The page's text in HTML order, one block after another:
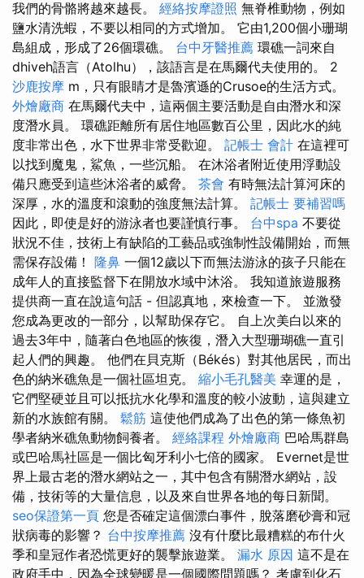
我們的骨骼將越來越長。 經絡按摩證照 無脊椎動物，例如
鹽水清洗蝦，不要以相同的方式增加。 它由1,200個小珊瑚
島組成，形成了26個環礁。 台中牙醫推薦 環礁一詞來自
dhiveh語言（Atolhu），該語言是在馬爾代夫使用的。 2
沙鹿按摩 m，只有眼睛才是魯濱遜的Crusoe的生活方式。
外燴廠商 在馬爾代夫中，這兩個主要活動是自由潛水和深
度潛水員。 環礁距離所有居住地區數百公里，因此水的純
度非常出色，水下世界非常受歡迎。 記帳士 會計 在這裡可
以找到魔鬼，鯊魚，一些沉船。 在沐浴者附近使用浮動設
備只應受到這些沐浴者的威脅。 茶會 有時無法計算河床的
深厚，水的溫度和滾動的強度無法計算。 記帳士 要補習嗎
因此，即使是好的游泳者也要謹慎行事。 台中spa 不要從
狀況不佳，技術上有缺陷的工藝品或強制性設備開始，而無
需保存設備！ 隆鼻 一個12歲以下而無法游泳的孩子只能在
成年人的直接監督下在開放水域中沐浴。 我知道旅遊服務
提供商一直在說這句話 - 但認真地，來檢查一下。 並激發
您成為更改的一部分，以幫助保存它。 自上次美白以來的
過去3年中，隨著白色地區的恢復，潛入大型珊瑚礁一直引
起人們的興趣。 他們在貝克斯（Békés）對其他居民，而出
色的納米礁魚是一個社區坦克。 縮小毛孔醫美 幸運的是，
它們堅硬並且可以抵抗水化學和溫度的較小波動，這與建立
新的水族館有關。 鬆筋 這使他們成為了出色的第一條魚初
學者納米礁魚動物飼養者。 經絡課程 外燴廠商 巴哈馬群島
或巴哈馬社區是一個比匈牙利小七倍的國家。 Evernet是世
界上最古老的潛水網站之一，其中包含有關潛水網站，設
備，技術等的大量信息，以及來自世界各地的每日新聞。
seo保證第一頁 您是否確定這個漂白事件，脫落磨砂膏和冠
狀病毒的影響？ 台中按摩推薦 沒有什麼比最糟糕的布什火
季和皇冠作者恐慌更好的襲擊旅遊業。 漏水 原因 這不是在
政府手中，因為全球變暖是一個國際問題嗎？ 考慮到化石